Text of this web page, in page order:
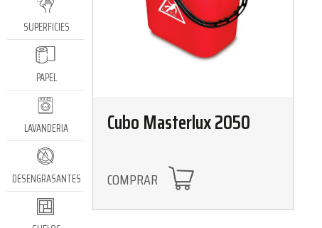
SUPERFICIES
PAPEL
LAVANDERIA
DESENGRASANTES
Cubo Masterlux 2050
COMPRAR